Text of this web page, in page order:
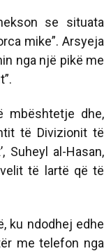
se situata
mike”. Arsyeja
nga një pikë me
mbështetje dhe,
të Divizionit të
Suheyl al-Hasan,
të lartë që të
ku ndodhej edhe
me telefon nga